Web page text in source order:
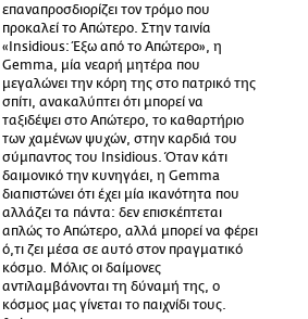
επαναπροσδιορίζει τον τρόμο που
προκαλεί το Απώτερο. Στην ταινία
«Insidious: Έξω από το Απώτερο», η
Gemma, μία νεαρή μητέρα που
μεγαλώνει την κόρη της στο πατρικό της
σπίτι, ανακαλύπτει ότι μπορεί να
ταξιδέψει στο Απώτερο, το καθαρτήριο
των χαμένων ψυχών, στην καρδιά του
σύμπαντος του Insidious. Όταν κάτι
δαιμονικό την κυνηγάει, η Gemma
διαπιστώνει ότι έχει μία ικανότητα που
αλλάζει τα πάντα: δεν επισκέπτεται
απλώς το Απώτερο, αλλά μπορεί να φέρει
ό,τι ζει μέσα σε αυτό στον πραγματικό
κόσμο. Μόλις οι δαίμονες
αντιλαμβάνονται τη δύναμή της, ο
κόσμος μας γίνεται το παιχνίδι τους.